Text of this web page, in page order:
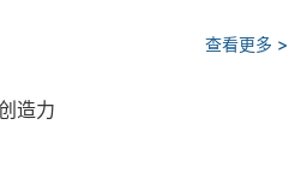
查看更多 >
造力